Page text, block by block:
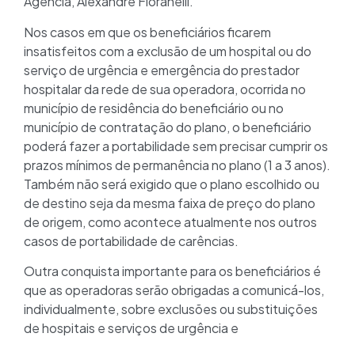
Nos casos em que os beneficiários ficarem
insatisfeitos com a exclusão de um hospital ou do
serviço de urgência e emergência do prestador
hospitalar da rede de sua operadora, ocorrida no
município de residência do beneficiário ou no
município de contratação do plano, o beneficiário
poderá fazer a portabilidade sem precisar cumprir os
prazos mínimos de permanência no plano (1 a 3 anos).
Também não será exigido que o plano escolhido ou
de destino seja da mesma faixa de preço do plano
de origem, como acontece atualmente nos outros
casos de portabilidade de carências.
Outra conquista importante para os beneficiários é
que as operadoras serão obrigadas a comunicá-los,
individualmente, sobre exclusões ou substituições
de hospitais e serviços de urgência e